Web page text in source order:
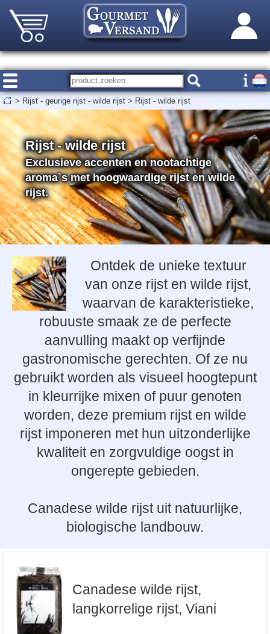
> Rijst - geurige rijst - wilde rijst > Rijst - wilde rijst
Rijst - wilde rijst
Exclusieve accenten en nootachtige
aroma`s met hoogwaardige rijst en wilde
rijst.
Ontdek de unieke textuur
van onze rijst en wilde rijst,
waarvan de karakteristieke,
robuuste smaak ze de perfecte
aanvulling maakt op verfijnde
gastronomische gerechten. Of ze nu
gebruikt worden als visueel hoogtepunt
in kleurrijke mixen of puur genoten
worden, deze premium rijst en wilde
rijst imponeren met hun uitzonderlijke
kwaliteit en zorgvuldige oogst in
ongerepte gebieden.
Canadese wilde rijst uit natuurlijke,
biologische landbouw.
Canadese wilde rijst,
langkorrelige rijst, Viani